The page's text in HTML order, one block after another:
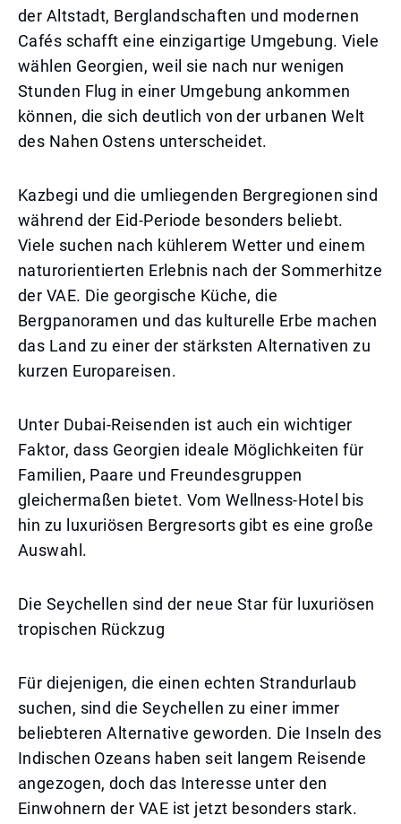
der Altstadt, Berglandschaften und modernen
Cafés schafft eine einzigartige Umgebung. Viele
wählen Georgien, weil sie nach nur wenigen
Stunden Flug in einer Umgebung ankommen
können, die sich deutlich von der urbanen Welt
des Nahen Ostens unterscheidet.
Kazbegi und die umliegenden Bergregionen sind
während der Eid-Periode besonders beliebt.
Viele suchen nach kühlerem Wetter und einem
naturorientierten Erlebnis nach der Sommerhitze
der VAE. Die georgische Küche, die
Bergpanoramen und das kulturelle Erbe machen
das Land zu einer der stärksten Alternativen zu
kurzen Europareisen.
Unter Dubai-Reisenden ist auch ein wichtiger
Faktor, dass Georgien ideale Möglichkeiten für
Familien, Paare und Freundesgruppen
gleichermaßen bietet. Vom Wellness-Hotel bis
hin zu luxuriösen Bergresorts gibt es eine große
Auswahl.
Die Seychellen sind der neue Star für luxuriösen
tropischen Rückzug
Für diejenigen, die einen echten Strandurlaub
suchen, sind die Seychellen zu einer immer
beliebteren Alternative geworden. Die Inseln des
Indischen Ozeans haben seit langem Reisende
angezogen, doch das Interesse unter den
Einwohnern der VAE ist jetzt besonders stark.